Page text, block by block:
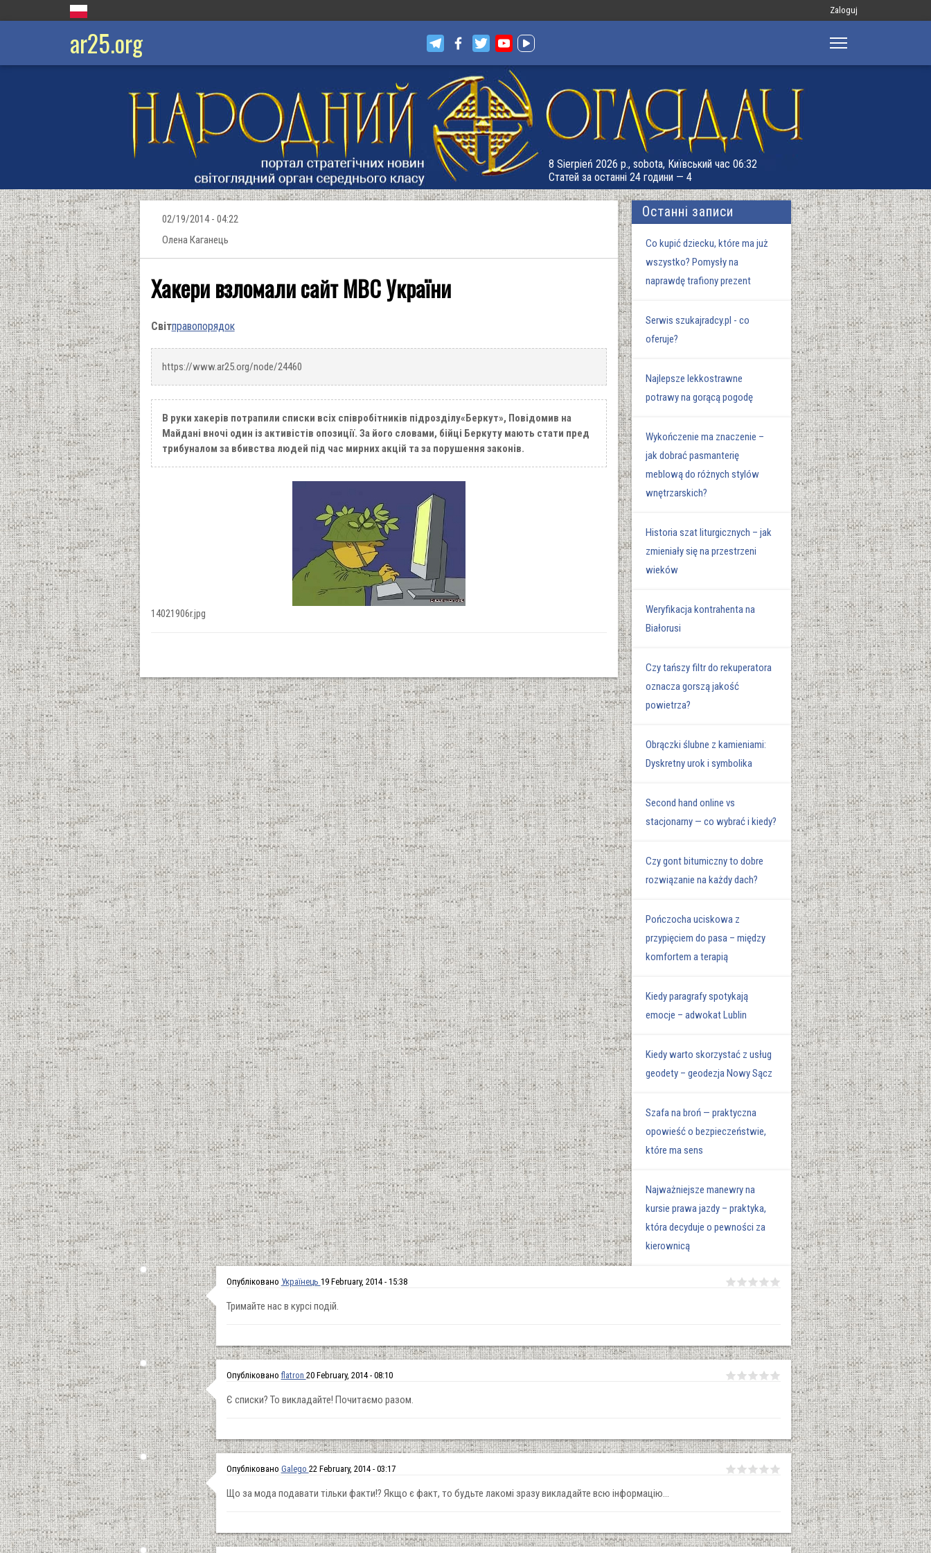
Меню
запису
Zaloguj
ar25.org
8 Sierpień 2026 р., sobota, Київський час 06:32
Статей за останні 24 години — 4
02/19/2014 - 04:22
Олена Каганець
Хакери взломали сайт МВС України
Світправопорядок
https://www.ar25.org/node/24460
В руки хакерів потрапили списки всіх співробітників підрозділу«Беркут», Повідомив на
Майдані вночі один із активістів опозиції. За його словами, бійці Беркуту мають стати пред
трибуналом за вбивства людей під час мирних акцій та за порушення законів.
14021906r.jpg
Останні записи
Co kupić dziecku, które ma już
wszystko? Pomysły na
naprawdę trafiony prezent
Serwis szukajradcy.pl - co
oferuje?
Najlepsze lekkostrawne
potrawy na gorącą pogodę
Wykończenie ma znaczenie –
jak dobrać pasmanterię
meblową do różnych stylów
wnętrzarskich?
Historia szat liturgicznych – jak
zmieniały się na przestrzeni
wieków
Weryfikacja kontrahenta na
Białorusi
Czy tańszy filtr do rekuperatora
oznacza gorszą jakość
powietrza?
Obrączki ślubne z kamieniami:
Dyskretny urok i symbolika
Second hand online vs
stacjonarny — co wybrać i kiedy?
Czy gont bitumiczny to dobre
rozwiązanie na każdy dach?
Pończocha uciskowa z
przypięciem do pasa – między
komfortem a terapią
Kiedy paragrafy spotykają
emocje – adwokat Lublin
Kiedy warto skorzystać z usług
geodety – geodezja Nowy Sącz
Szafa na broń — praktyczna
opowieść o bezpieczeństwie,
które ma sens
Najważniejsze manewry na
kursie prawa jazdy – praktyka,
która decyduje o pewności za
kierownicą
Опубліковано Українець 19 February, 2014 - 15:38
Тримайте нас в курсі подій.
Опубліковано flatron 20 February, 2014 - 08:10
Є списки? То викладайте! Почитаємо разом.
Опубліковано Galego 22 February, 2014 - 03:17
Що за мода подавати тільки факти!? Якщо є факт, то будьте лакомі зразу викладайте всю інформацію...